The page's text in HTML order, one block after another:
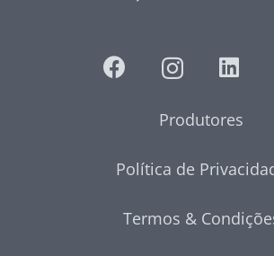
Produtores
Política de
Termos &